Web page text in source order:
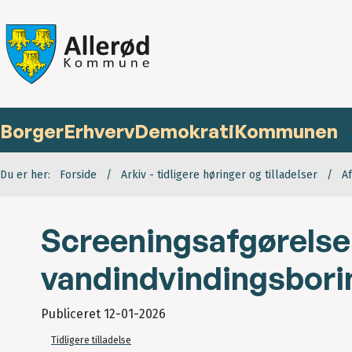
BorgerErhvervDemokratiKommunen
Du er her: Forside Arkiv - tidligere høringer og tilladelser
Publiceret 12-01-2026
Tidligere tilladelse